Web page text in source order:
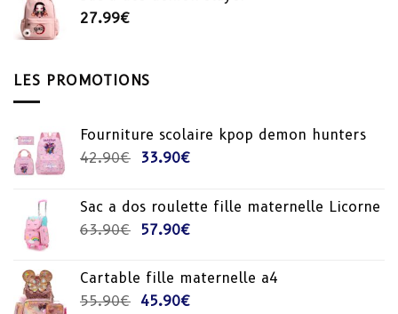
27.99€
LES PROMOTIONS
Fourniture scolaire kpop demon hunters
42.90€
Le
était :
42.90€.
33.90€Le
est :
33.90€.
Sac a dos roulette fille maternelle Licorne
63.90€
Le
était :
63.90€.
57.90€Le
est :
57.90€.
Cartable fille maternelle a4
55.90€
Le
45.90€Le